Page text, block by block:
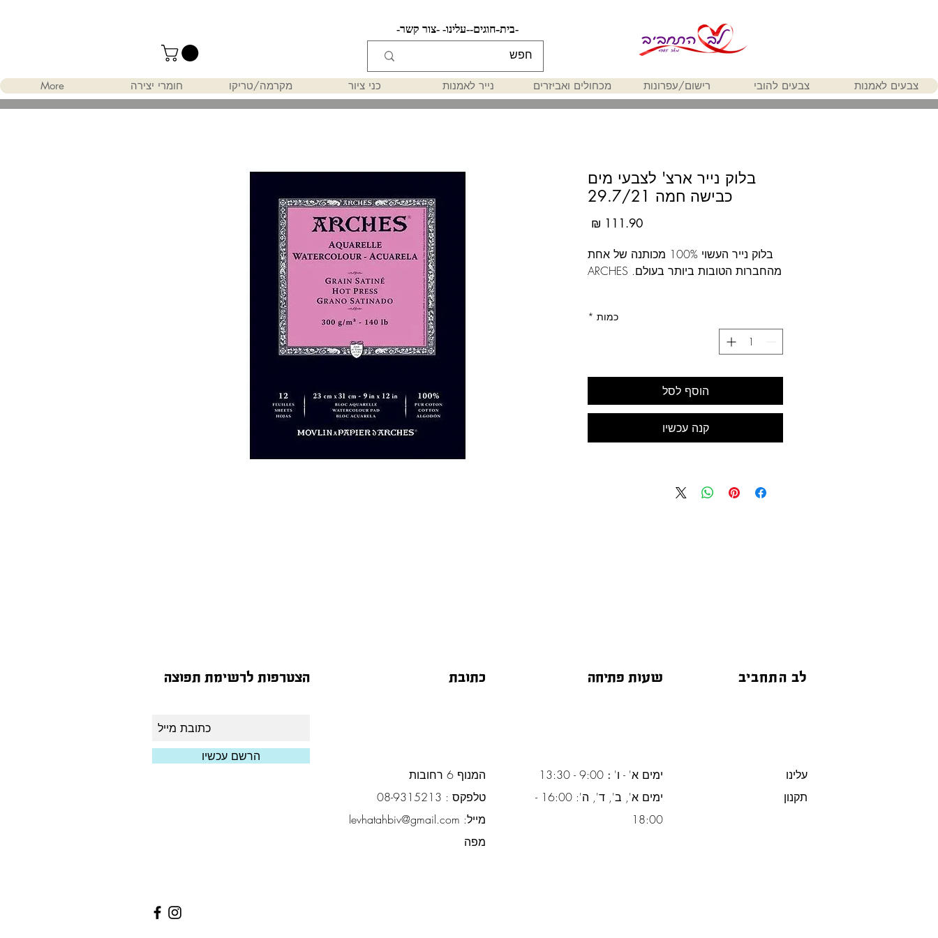
-צור קשר- -עלינו- -חוגים- -בית-
צבעים לאמנות צבעים להובי רישום/עפרונות מכחולים ואביזרים נייר לאמנות כני ציור מקרמה/טריקו חומרי יצירה More
בלוק נייר ארצ' לצבעי מים
כבישה חמה 29.7/21
בלוק נייר העשוי 100% מכותנה של אחת
מהחברות הטובות ביותר בעולם. ARCHES
כמות *
הוסף לסל
קנה עכשיו
הצטרפות לרשימת תפוצה כתובת שעות פתיחה לב התחביב
הרשם עכשיו
המנוף 6 רחובות
טלפקס : 08-9315213
מייל: levhatahbiv@gmail.com
מפה
ימים א' - ו' :
ימים א', ב', ד', ה': 16:00 -
18:00
עלינו
תקנון